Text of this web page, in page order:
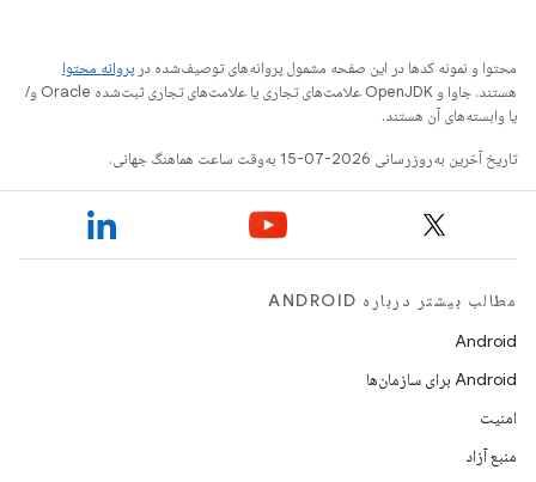
محتوا و نمونه کدها در این صفحه مشمول پروانه‌های توصیف‌شده در پروانه محتوا
هستند. جاوا و OpenJDK علامت‌های تجاری یا علامت‌های تجاری ثبت‌شده Oracle و/
یا وابسته‌های آن هستند.
تاریخ آخرین به‌روزرسانی 2026-07-15 به‌وقت ساعت هماهنگ جهانی.
مطالب بیشتر درباره ANDROID
Android
Android برای سازمان‌ها
امنیت
منبع آزاد